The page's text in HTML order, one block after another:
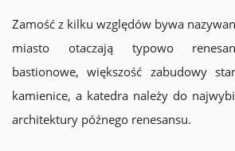
Zamość z kilku względów bywa
miasto otaczają typowo
bastionowe, większość zabudowy
kamienice, a katedra należy do
architektury późnego renesansu.